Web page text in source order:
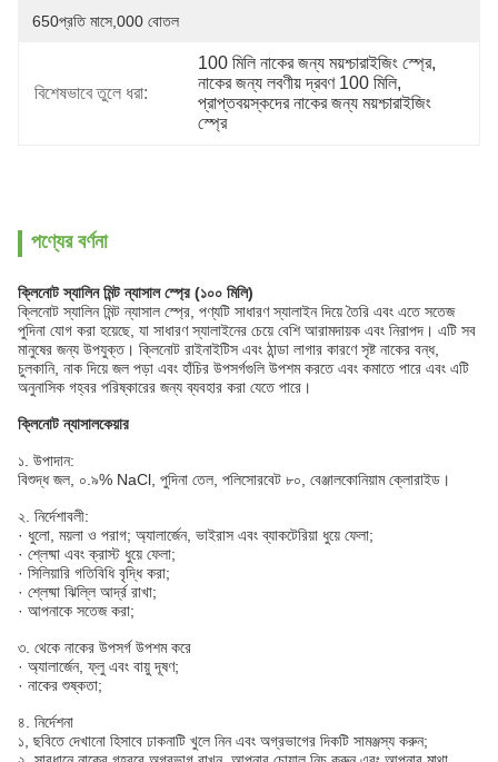
650প্রতি মাসে,000 বোতল
বিশেষভাবে তুলে ধরা:
100 মিলি নাকের জন্য ময়শ্চারাইজিং স্প্রে,
নাকের জন্য লবণীয় দ্রবণ 100 মিলি,
প্রাপ্তবয়স্কদের নাকের জন্য ময়শ্চারাইজিং
স্প্রে
পণ্যের বর্ণনা
ক্লিনোট স্যালিন মিন্ট ন্যাসাল স্প্রে (১০০ মিলি)
ক্লিনোট স্যালিন মিন্ট ন্যাসাল স্প্রে, পণ্যটি সাধারণ স্যালাইন দিয়ে তৈরি এবং এতে সতেজ
পুদিনা যোগ করা হয়েছে, যা সাধারণ স্যালাইনের চেয়ে বেশি আরামদায়ক এবং নিরাপদ। এটি সব
মানুষের জন্য উপযুক্ত। ক্লিনোট রাইনাইটিস এবং ঠান্ডা লাগার কারণে সৃষ্ট নাকের বন্ধ,
চুলকানি, নাক দিয়ে জল পড়া এবং হাঁচির উপসর্গগুলি উপশম করতে এবং কমাতে পারে এবং এটি
অনুনাসিক গহ্বর পরিষ্কারের জন্য ব্যবহার করা যেতে পারে।
ক্লিনোট ন্যাসালকেয়ার
১. উপাদান:
বিশুদ্ধ জল, ০.৯% NaCl, পুদিনা তেল, পলিসোরবেট ৮০, বেঞ্জালকোনিয়াম ক্লোরাইড।
২. নির্দেশাবলী:
· ধুলো, ময়লা ও পরাগ; অ্যালার্জেন, ভাইরাস এবং ব্যাকটেরিয়া ধুয়ে ফেলা;
· শ্লেষ্মা এবং ক্রাস্ট ধুয়ে ফেলা;
· সিলিয়ারি গতিবিধি বৃদ্ধি করা;
· শ্লেষ্মা ঝিল্লি আর্দ্র রাখা;
· আপনাকে সতেজ করা;
৩. থেকে নাকের উপসর্গ উপশম করে
· অ্যালার্জেন, ফ্লু এবং বায়ু দূষণ;
· নাকের শুষ্কতা;
৪. নির্দেশনা
১, ছবিতে দেখানো হিসাবে ঢাকনাটি খুলে নিন এবং অগ্রভাগের দিকটি সামঞ্জস্য করুন;